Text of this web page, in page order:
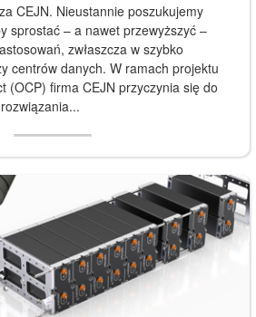
CEJN. Nieustannie poszukujemy
sprostać – a nawet przewyższyć –
zwłaszcza w szybko
centrów danych. W ramach projektu
(OCP) firma CEJN przyczynia się do